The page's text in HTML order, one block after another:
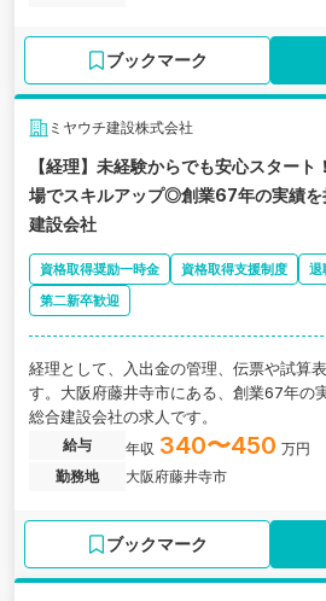
ブックマーク
ミヤウチ建設株式会社
【経理】未経験からでも安心スター
場でスキルアップ◎創業67年の実績を
建設会社
資格取得奨励一時金 資格取得支援制度 退
第二新卒歓迎
経理として、入出金の管理、伝票や試算
す。大阪府藤井寺市にある、創業67年の
総合建設会社の求人です。
給与 年収 340〜450 万円
勤務地
大阪府藤井寺市
ブックマーク